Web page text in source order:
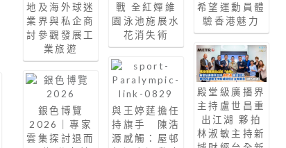
地及海外球迷
業界與私企商
討參觀發展工
業旅遊
銀色博覽
2026｜專家
雲集探討退而
戰 全紅嬋維
園泳池施展水
花消失術
與王婷莛擔任
持旗手 陳浩
源感觸：屋邨
希望運動員體
驗香港魅力
殿堂級廣播界
主持盧世昌重
出江湖 夥拍
林淑敏主持新